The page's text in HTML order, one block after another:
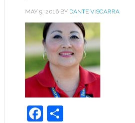
MAY 9, 2016BY DANTE VISCARRA
Facebook
Share